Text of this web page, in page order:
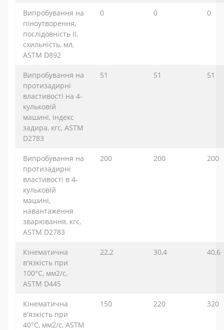
Випробування на
піноутворення,
послідовність II,
схильність, мл,
ASTM D892
0 0 0
Випробування на
протизадирні
властивості на 4-
кульковій
машині, індекс
задира, кгс, ASTM
D2783
51 51 51
Випробування на
протизадирні
властивості в 4-
кульковій
машині,
навантаження
зварювання, кгс,
ASTM D2783
200 200 200
Кінематична
в'язкість при
100°C, мм2/с,
ASTM D445
22,2 30,4 40,6
Кінематична
в'язкість при
40°C, мм2/с, ASTM
150 220 320